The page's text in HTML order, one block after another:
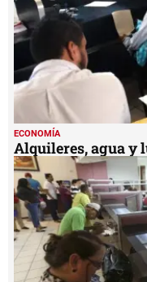
ECONOMÍA
Alquileres, agua y